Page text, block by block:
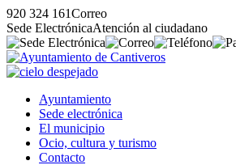
920 324 161Correo
Sede ElectrónicaAtención al ciudadano
Ayuntamiento
Sede electrónica
El municipio
Ocio, cultura y turismo
Contacto